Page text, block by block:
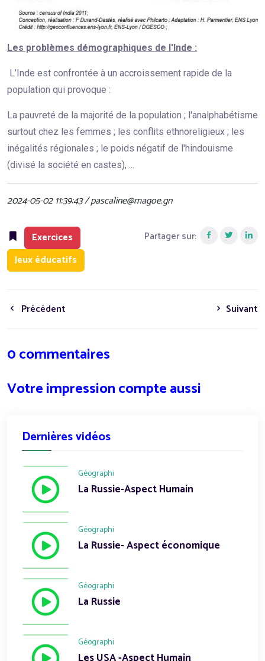
Les problèmes démographiques de l'Inde :
L’Inde est confrontée à un accroissement rapide de la
population qui provoque :
La pauvreté de la majorité de la population ; l'analphabétisme
surtout chez les femmes ; les conflits ethnoreligieux ; les
inégalités régionales ; le poids négatif de l'hindouisme
(divisé la société en castes), ...
2024-05-02 11:39:43 / pascaline@magoe.gn
Exercices
Jeux éducatifs
Partager sur:
Précédent Suivant
0 commentaires
Votre impression compte aussi
Dernières vidéos
Géographi
La Russie-Aspect Humain
Géographi
La Russie- Aspect économique
Géographi
La Russie
Géographi